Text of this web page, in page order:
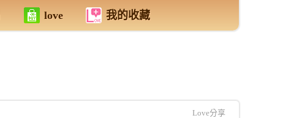
love 我的收藏
Love分享